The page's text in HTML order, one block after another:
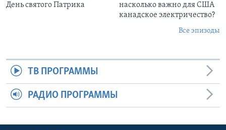
День святого Патрика
насколько важно для США
канадское электричество?
Все эпизоды
ТВ ПРОГРАММЫ
РАДИО ПРОГРАММЫ